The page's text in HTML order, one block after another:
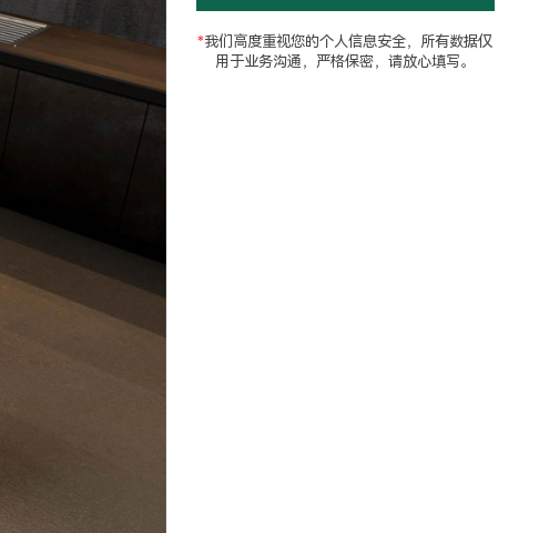
p
*我们高度重视您的个人信息安全，所有数据仅
用于业务沟通，严格保密，请放心填写。